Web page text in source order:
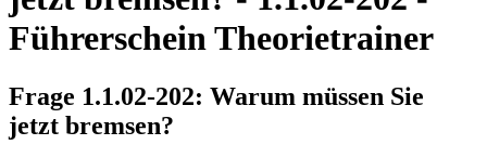
Führerschein Theorietrainer
Frage 1.1.02-202: Warum müssen Sie
jetzt bremsen?